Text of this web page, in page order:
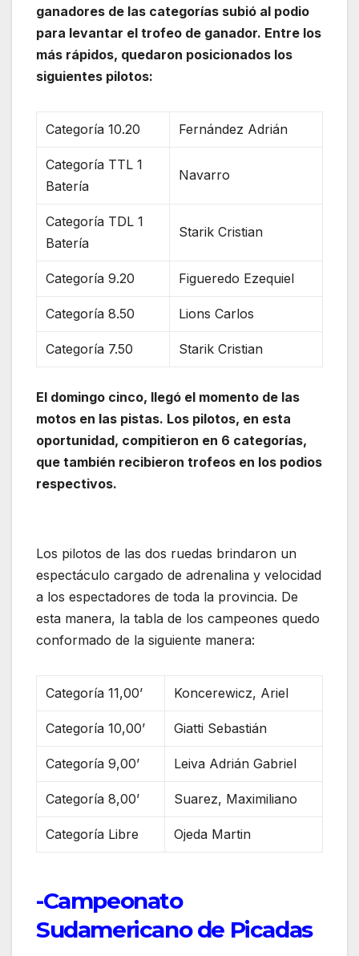
ganadores de las categorías subió al podio
para levantar el trofeo de ganador. Entre los
más rápidos, quedaron posicionados los
siguientes pilotos:
Categoría 10.20 Fernández Adrián
Categoría TTL 1
Batería
Navarro
Categoría TDL 1
Batería
Starik Cristian
Categoría 9.20 Figueredo Ezequiel
Categoría 8.50 Lions Carlos
Categoría 7.50 Starik Cristian
El domingo cinco, llegó el momento de las
motos en las pistas. Los pilotos, en esta
oportunidad, compitieron en 6 categorías,
que también recibieron trofeos en los podios
respectivos.
Los pilotos de las dos ruedas brindaron un
espectáculo cargado de adrenalina y velocidad
a los espectadores de toda la provincia. De
esta manera, la tabla de los campeones quedo
conformado de la siguiente manera:
Categoría 11,00’ Koncerewicz, Ariel
Categoría 10,00’ Giatti Sebastián
Categoría 9,00’ Leiva Adrián Gabriel
Categoría 8,00’ Suarez, Maximiliano
Categoría Libre Ojeda Martin
-Campeonato
Sudamericano de Picadas